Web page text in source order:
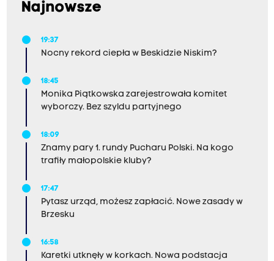
Najnowsze
19:37
Nocny rekord ciepła w Beskidzie Niskim?
18:45
Monika Piątkowska zarejestrowała komitet
wyborczy. Bez szyldu partyjnego
18:09
Znamy pary 1. rundy Pucharu Polski. Na kogo
trafiły małopolskie kluby?
17:47
Pytasz urząd, możesz zapłacić. Nowe zasady w
Brzesku
16:58
Karetki utknęły w korkach. Nowa podstacja